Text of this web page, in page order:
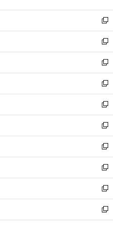
開
く
ウ
で
開
く
ン
ド
ウ
で
開
く
ウ
ィ
ン
ド
ウ
で
開
く
新
し
い
ウ
ィ
ン
ド
ウ
で
開
く
新
し
い
ウ
ィ
ン
ド
ウ
で
開
く
新
し
い
ウ
ィ
ン
ド
ウ
で
開
く
新
し
い
ウ
ィ
ン
ド
ウ
で
開
く
新
し
い
ウ
ィ
ン
ド
ウ
で
開
く
新
し
い
ウ
ィ
ン
ド
ウ
で
開
新
し
い
ウ
ィ
ン
ド
ウ
新
し
い
ウ
ィ
ン
新
し
い
ウ
新
し